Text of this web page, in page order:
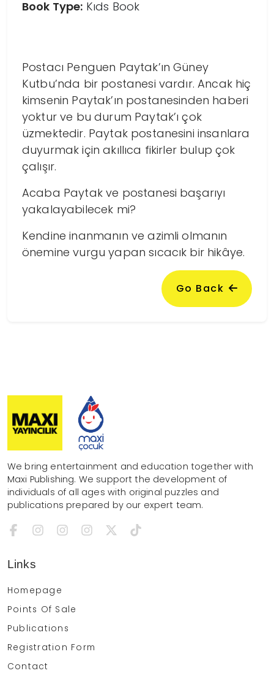
Book Type: Kıds Book
Postacı Penguen Paytak’ın Güney
Kutbu’nda bir postanesi vardır. Ancak hiç
kimsenin Paytak’ın postanesinden haberi
yoktur ve bu durum Paytak’ı çok
üzmektedir. Paytak postanesini insanlara
duyurmak için akıllıca fikirler bulup çok
çalışır.
Acaba Paytak ve postanesi başarıyı
yakalayabilecek mi?
Kendine inanmanın ve azimli olmanın
önemine vurgu yapan sıcacık bir hikâye.
Go Back
We bring entertainment and education together with
Maxi Publishing. We support the development of
individuals of all ages with original puzzles and
publications prepared by our expert team.
Links
Homepage
Points Of Sale
Publications
Registration Form
Contact